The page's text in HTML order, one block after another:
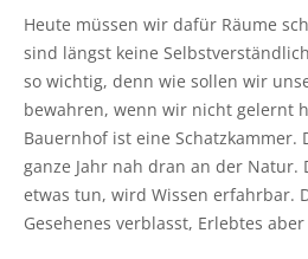
Heute müssen wir dafür Räume
sind längst keine
so wichtig, denn wie sollen wir
bewahren, wenn wir nicht gelernt
Bauernhof ist eine Schatzkammer.
ganze Jahr nah dran an der Natur.
etwas tun, wird Wissen erfahrbar.
Gesehenes verblasst, Erlebtes